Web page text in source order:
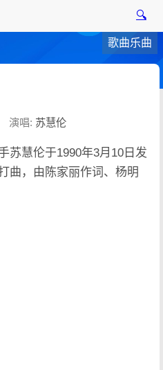
🔍
歌曲乐曲
演唱: 苏慧伦
苏慧伦于1990年3月10日发
曲，由陈家丽作词、杨明